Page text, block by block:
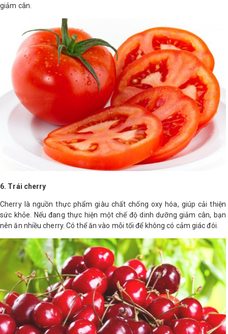
giảm cân.
6. Trái cherry
Cherry là nguồn thực phẩm giàu chất chống oxy hóa, giúp cải thiện
sức khỏe. Nếu đang thực hiện một chế độ dinh dưỡng giảm cân, bạn
nên ăn nhiều cherry. Có thể ăn vào mỗi tối để không có cảm giác đói.